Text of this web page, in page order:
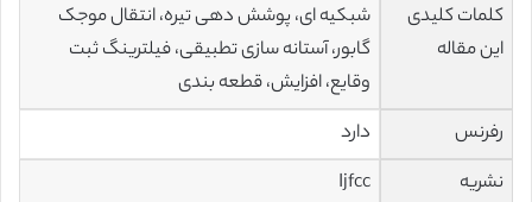
کلمات کلیدی
این مقاله
شبکیه ای، پوشش دهی تیره، انتقال موجک
گابور، آستانه سازی تطبیقی، فیلترینگ ثبت
وقایع، افزایش، قطعه بندی
رفرنس
دارد
نشریه
Ijfcc